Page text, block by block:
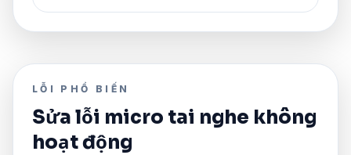
LỖI PHỔ BIẾN
Sửa lỗi micro tai nghe không
hoạt động